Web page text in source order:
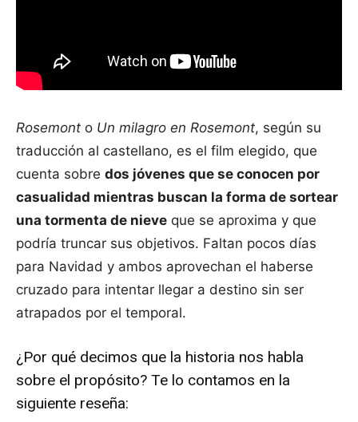
Rosemont o Un milagro en Rosemont, según su
traducción al castellano, es el film elegido, que
cuenta sobre dos jóvenes que se conocen por
casualidad mientras buscan la forma de sortear
una tormenta de nieve que se aproxima y que
podría truncar sus objetivos. Faltan pocos días
para Navidad y ambos aprovechan el haberse
cruzado para intentar llegar a destino sin ser
atrapados por el temporal.
¿Por qué decimos que la historia nos habla
sobre el propósito? Te lo contamos en la
siguiente reseña: